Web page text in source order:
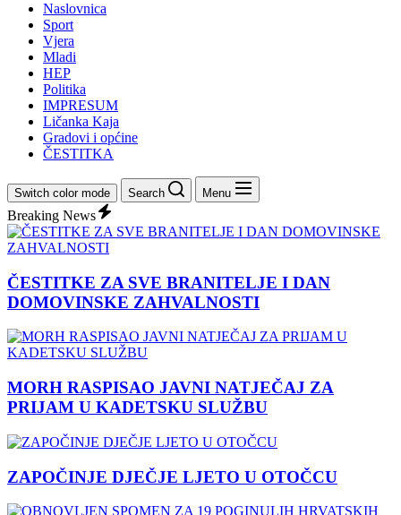
Naslovnica
Sport
Vjera
Mladi
HEP
Politika
IMPRESUM
Ličanka Kaja
Gradovi i općine
ČESTITKA
Switch color mode Search Menu
Breaking News
ČESTITKE ZA SVE BRANITELJE I DAN
DOMOVINSKE ZAHVALNOSTI
MORH RASPISAO JAVNI NATJEČAJ ZA
PRIJAM U KADETSKU SLUŽBU
ZAPOČINJE DJEČJE LJETO U OTOČCU